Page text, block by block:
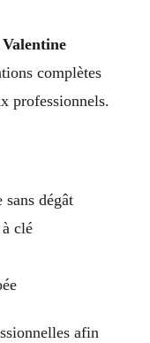
complètes
professionnels.
dégât
clé
afin